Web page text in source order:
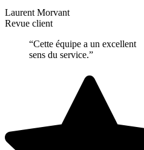
Laurent Morvant
Revue client
“Cette équipe a un excellent
sens du service.”